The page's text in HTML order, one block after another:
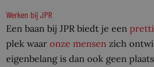
Werken bij JPR
Een baan bij JPR biedt je een
plek waar onze mensen zich
eigenbelang is dan ook geen